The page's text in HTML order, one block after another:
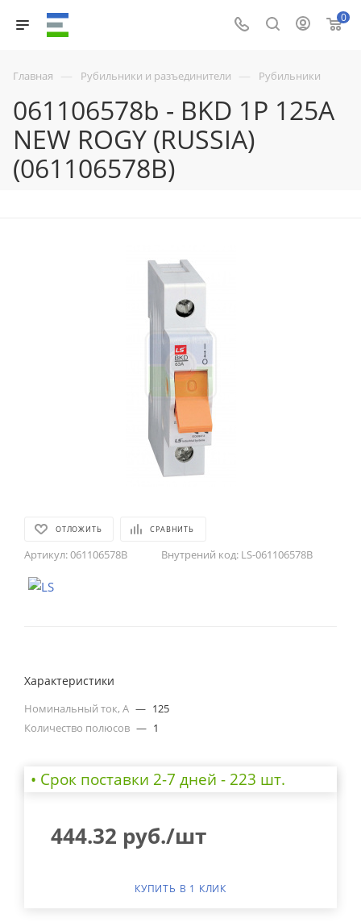
0
Главная — Рубильники и разъединители — Рубильники
061106578b - BKD 1P 125A
NEW ROGY (RUSSIA)
(061106578B)
ОТЛОЖИТЬ СРАВНИТЬ
Артикул:061106578B Внутрений код: LS-061106578B
Характеристики
Номинальный ток, А — 125
Количество полюсов — 1
• Cрок поставки 2-7 дней - 223 шт.
444.32 руб./шт
КУПИТЬ В 1 КЛИК